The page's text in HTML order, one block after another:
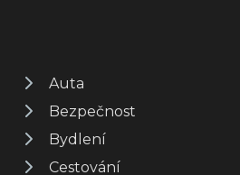
Auta
Bezpečnost
Bydlení
Cestování